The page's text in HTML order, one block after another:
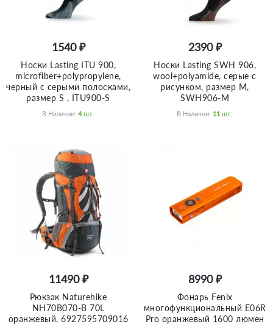
1540 ₽
Носки Lasting ITU 900,
microfiber+polypropylene,
черный с серыми полосками,
размер S , ITU900-S
В Наличии: 4 Шт.
2390 ₽
Носки Lasting SWH 906,
wool+polyamide, серые с
рисунком, размер M,
SWH906-M
В Наличии: 11 Шт.
11490 ₽
Рюкзак Naturehike
NH70B070-B 70L
оранжевый, 6927595709016
8990 ₽
Фонарь Fenix
многофункциональный E06R
Pro оранжевый 1600 люмен